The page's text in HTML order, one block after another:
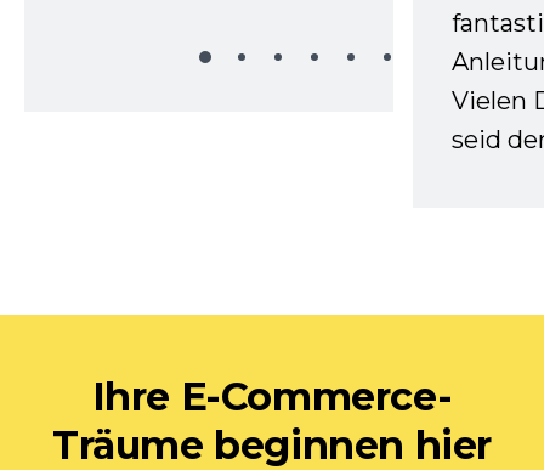
Vielen
seid
Ihre E-Commerce-
Träume beginnen hier